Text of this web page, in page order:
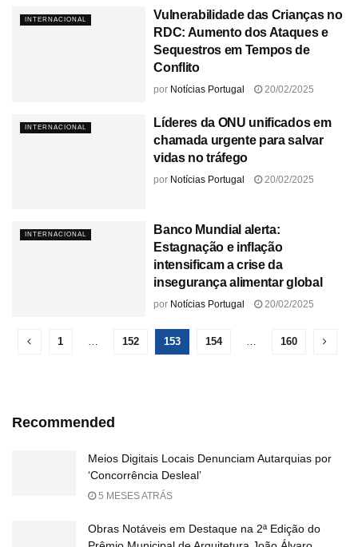
INTERNACIONAL
Vulnerabilidade das Crianças no
RDC: Aumento dos Ataques e
Sequestros em Tempos de
Conflito
por Notícias Portugal 20/02/2025
INTERNACIONAL
Líderes da ONU unificados em
chamada urgente para salvar
vidas no tráfego
por Notícias Portugal 20/02/2025
INTERNACIONAL
Banco Mundial alerta:
Estagnação e inflação
intensificam a crise da
insegurança alimentar global
por Notícias Portugal 20/02/2025
1 152 153 154 160
Recommended
Meios Digitais Locais Denunciam Autarquias por
‘Concorrência Desleal’
5 MESES ATRÁS
Obras Notáveis em Destaque na 2ª Edição do